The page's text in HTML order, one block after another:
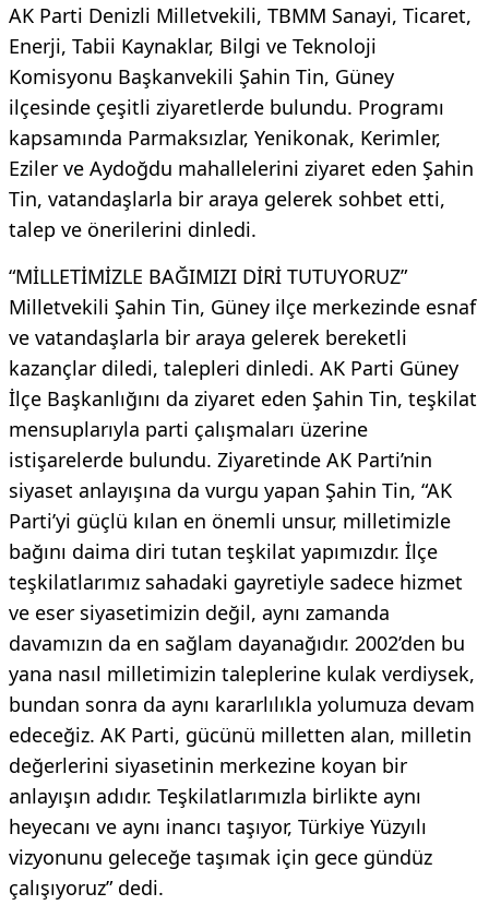
AK Parti Denizli Milletvekili, TBMM Sanayi, Ticaret,
Enerji, Tabii Kaynaklar, Bilgi ve Teknoloji
Komisyonu Başkanvekili Şahin Tin, Güney
ilçesinde çeşitli ziyaretlerde bulundu. Programı
kapsamında Parmaksızlar, Yenikonak, Kerimler,
Eziler ve Aydoğdu mahallelerini ziyaret eden Şahin
Tin, vatandaşlarla bir araya gelerek sohbet etti,
talep ve önerilerini dinledi.
“MİLLETİMİZLE BAĞIMIZI DİRİ TUTUYORUZ”
Milletvekili Şahin Tin, Güney ilçe merkezinde esnaf
ve vatandaşlarla bir araya gelerek bereketli
kazançlar diledi, talepleri dinledi. AK Parti Güney
İlçe Başkanlığını da ziyaret eden Şahin Tin, teşkilat
mensuplarıyla parti çalışmaları üzerine
istişarelerde bulundu. Ziyaretinde AK Parti’nin
siyaset anlayışına da vurgu yapan Şahin Tin, “AK
Parti’yi güçlü kılan en önemli unsur, milletimizle
bağını daima diri tutan teşkilat yapımızdır. İlçe
teşkilatlarımız sahadaki gayretiyle sadece hizmet
ve eser siyasetimizin değil, aynı zamanda
davamızın da en sağlam dayanağıdır. 2002’den bu
yana nasıl milletimizin taleplerine kulak verdiysek,
bundan sonra da aynı kararlılıkla yolumuza devam
edeceğiz. AK Parti, gücünü milletten alan, milletin
değerlerini siyasetinin merkezine koyan bir
anlayışın adıdır. Teşkilatlarımızla birlikte aynı
heyecanı ve aynı inancı taşıyor, Türkiye Yüzyılı
vizyonunu geleceğe taşımak için gece gündüz
çalışıyoruz” dedi.